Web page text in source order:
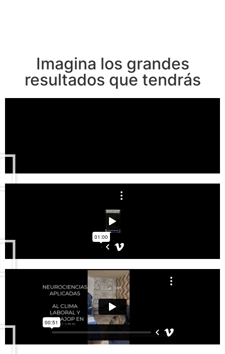
Imagina los grandes
resultados que tendrás